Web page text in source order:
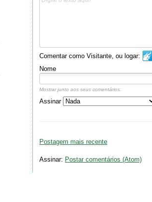
Comentar como Visitante, ou logar:
Nome
Mostrar junto aos seus comentários.
Assinar
Postagem mais recente
Assinar: Postar comentários (Atom)